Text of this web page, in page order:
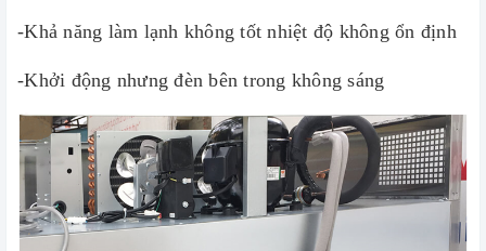
-Khả năng làm lạnh không tốt nhiệt độ không ổn định
-Khởi động nhưng đèn bên trong không sáng